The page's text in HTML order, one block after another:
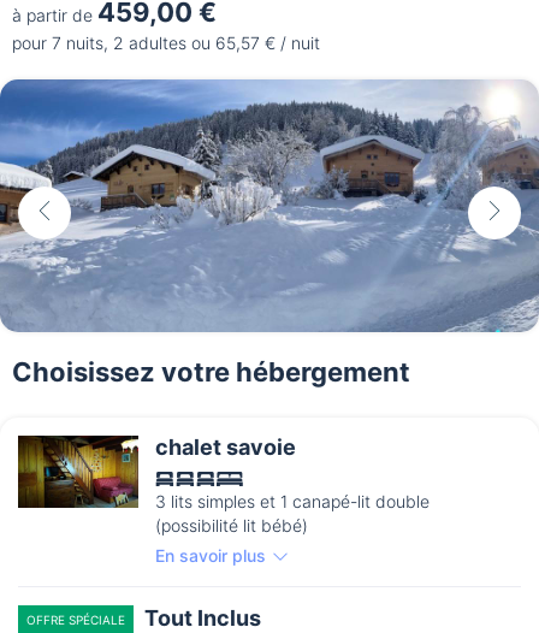
à partir de 459,00 €
pour 7 nuits, 2 adultes ou 65,57 € / nuit
Choisissez votre hébergement
chalet savoie
3 lits simples et 1 canapé-lit double
(possibilité lit bébé)
En savoir plus
OFFRE SPÉCIALE Tout Inclus